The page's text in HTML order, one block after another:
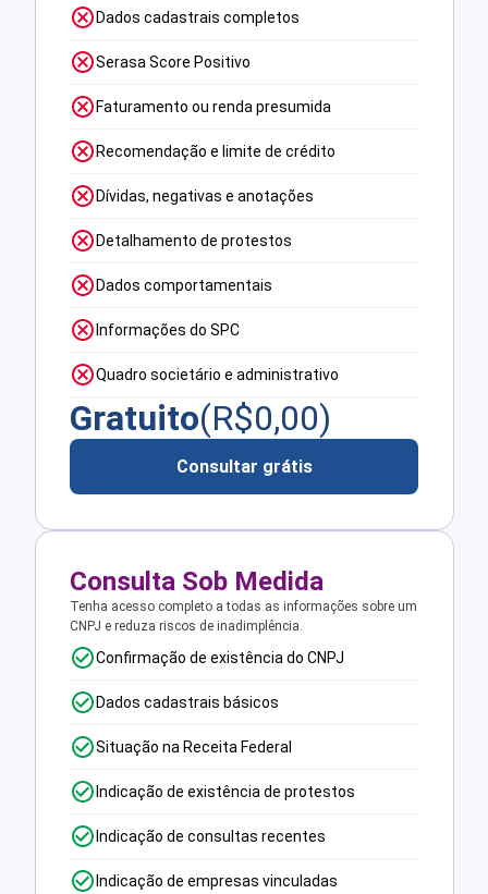
Dados cadastrais completos
Serasa Score Positivo
Faturamento ou renda presumida
Recomendação e limite de crédito
Dívidas, negativas e anotações
Detalhamento de protestos
Dados comportamentais
Informações do SPC
Quadro societário e administrativo
Gratuito(R$0,00)
Consultar grátis
Consulta Sob Medida
Tenha acesso completo a todas as informações sobre um
CNPJ e reduza riscos de inadimplência.
Confirmação de existência do CNPJ
Dados cadastrais básicos
Situação na Receita Federal
Indicação de existência de protestos
Indicação de consultas recentes
Indicação de empresas vinculadas